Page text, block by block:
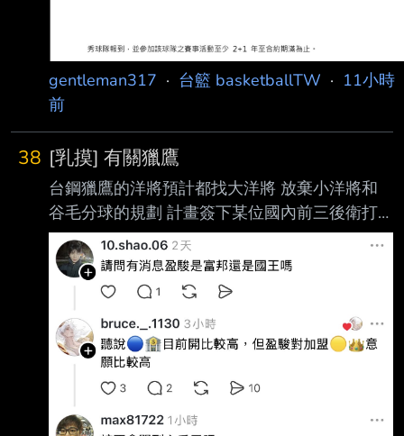
gentleman317 · 台籃 basketballTW · 11小時
前
38 [乳摸] 有關獵鷹
台鋼獵鷹的洋將預計都找大洋將 放棄小洋將和
谷毛分球的規劃 計畫簽下某位國內前三後衛打
造本土後衛海
https://www.threads.com/share/BAaF88-VjW/
----- Sent from JPTT on my iPhone --